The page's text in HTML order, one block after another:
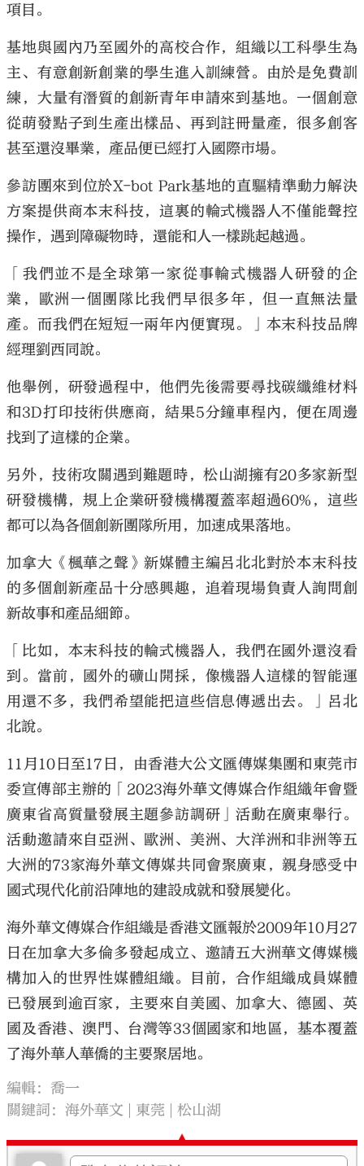
項目。
基地與國內乃至國外的高校合作，組織以工科學生為
主、有意創新創業的學生進入訓練營。由於是免費訓
練，大量有潛質的創新青年申請來到基地。一個創意
從萌發點子到生產出樣品、再到註冊量產，很多創客
甚至還沒畢業，產品便已經打入國際市場。
參訪團來到位於X-bot Park基地的直驅精準動力解決
方案提供商本末科技，這裏的輪式機器人不僅能聲控
操作，遇到障礙物時，還能和人一樣跳起越過。
「我們並不是全球第一家從事輪式機器人研發的企
業，歐洲一個團隊比我們早很多年，但一直無法量
產。而我們在短短一兩年內便實現。」本末科技品牌
經理劉西同說。
他舉例，研發過程中，他們先後需要尋找碳纖維材料
和3D打印技術供應商，結果5分鐘車程內，便在周邊
找到了這樣的企業。
另外，技術攻關遇到難題時，松山湖擁有20多家新型
研發機構，規上企業研發機構覆蓋率超過60%，這些
都可以為各個創新團隊所用，加速成果落地。
加拿大《楓華之聲》新媒體主編呂北北對於本末科技
的多個創新產品十分感興趣，追着現場負責人詢問創
新故事和產品細節。
「比如，本末科技的輪式機器人，我們在國外還沒看
到。當前，國外的礦山開採，像機器人這樣的智能運
用還不多，我們希望能把這些信息傳遞出去。」呂北
北說。
11月10日至17日，由香港大公文匯傳媒集團和東莞市
委宣傳部主辦的「2023海外華文傳媒合作組織年會暨
廣東省高質量發展主題參訪調研」活動在廣東舉行。
活動邀請來自亞洲、歐洲、美洲、大洋洲和非洲等五
大洲的73家海外華文傳媒共同會聚廣東，親身感受中
國式現代化前沿陣地的建設成就和發展變化。
海外華文傳媒合作組織是香港文匯報於2009年10月27
日在加拿大多倫多發起成立、邀請五大洲華文傳媒機
構加入的世界性媒體組織。目前，合作組織成員媒體
已發展到逾百家，主要來自美國、加拿大、德國、英
國及香港、澳門、台灣等33個國家和地區，基本覆蓋
了海外華人華僑的主要聚居地。
編輯：喬一
關鍵詞：海外華文 東莞 松山湖